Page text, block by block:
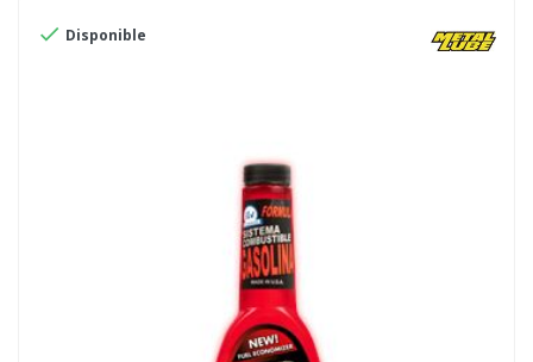
 Disponible